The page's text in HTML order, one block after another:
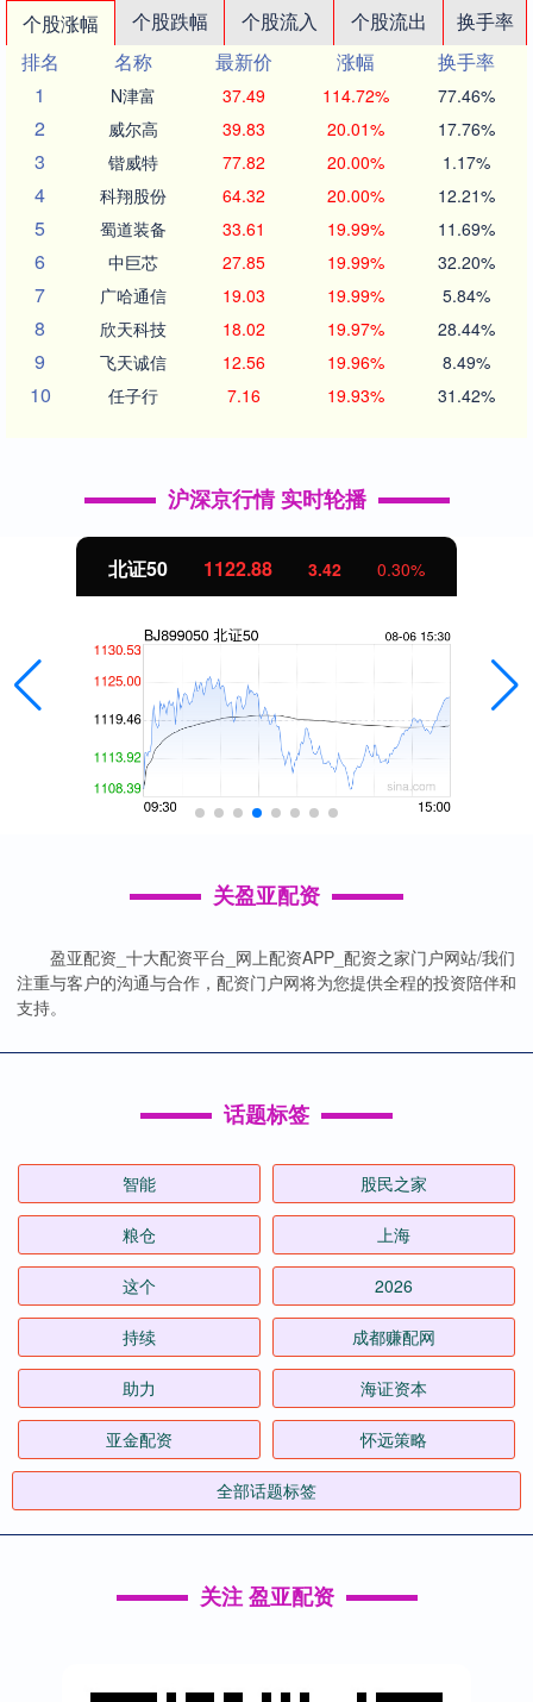
个股涨幅 个股跌幅 个股流入 个股流出
换手率
排名
名称 最新价 涨幅
换手率
1
N津富 37.49 114.72% 77.46%
2 威尔高 39.83 20.01% 17.76%
3 锴威特 77.82 20.00% 1.17%
4 科翔股份 64.32 20.00% 12.21%
5 蜀道装备 33.61 19.99% 11.69%
6 中巨芯 27.85 19.99% 32.20%
7 广哈通信 19.03 19.99% 5.84%
8 欣天科技 18.02 19.97% 28.44%
9 飞天诚信 12.56 19.96% 8.49%
10 任子行 7.16 19.93% 31.42%
沪深京行情 实时轮播
北证50 1122.88 3.42 0.30%
关盈亚配资
盈亚配资_十大配资平台_网上配资APP_配资之家门户网站/我们
注重与客户的沟通与合作，配资门户网将为您提供全程的投资陪伴和
支持。
话题标签
智能 股民之家
粮仓 上海
这个 2026
持续 成都赚配网
助力 海证资本
亚金配资 怀远策略
全部话题标签
关注 盈亚配资